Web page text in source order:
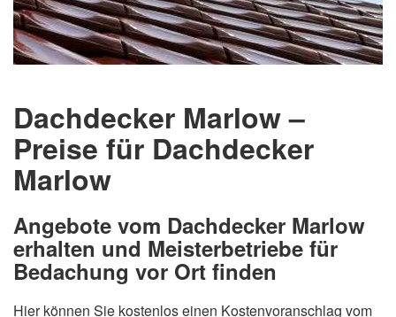
Dachdecker Marlow –
Preise für Dachdecker
Marlow
Angebote vom Dachdecker Marlow
erhalten und Meisterbetriebe für
Bedachung vor Ort finden
Hier können Sie kostenlos einen Kostenvoranschlag vom